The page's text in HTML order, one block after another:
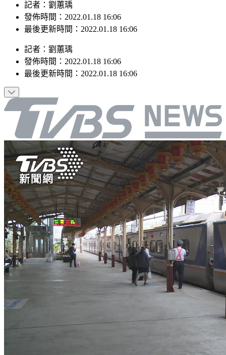
發佈時間：2022.01.18 16:06
最後更新時間：2022.01.18 16:06
發佈時間：2022.01.18 16:06
最後更新時間：2022.01.18 16:06